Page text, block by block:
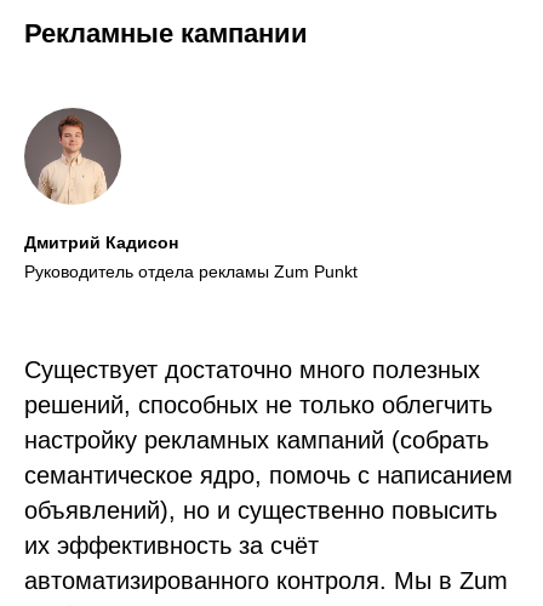
Рекламные кампании
Дмитрий Кадисон
Руководитель отдела рекламы Zum Punkt
Существует достаточно много полезных
решений, способных не только облегчить
настройку рекламных кампаний (собрать
семантическое ядро, помочь с написанием
объявлений), но и существенно повысить
их эффективность за счёт
автоматизированного контроля. Мы в Zum